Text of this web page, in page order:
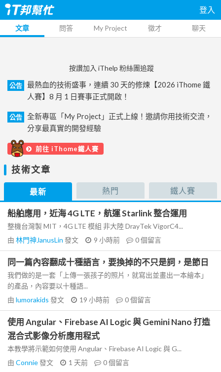
登入
文章 問答 My Project 徵才 聊天
按讚加入 iThelp 粉絲團追蹤
公告
最熱血的技術盛事，連續 30 天的修煉【2026 iThome 鐵
人賽】8 月 1 日賽事正式開啟！
公告
全新專區「My Project」正式上線！邀請你用技術交流，
分享最真實的開發經驗
前往 iThome鐵人賽
技術文章
最新 熱門 鐵人賽
船舶應用，近海 4G LTE，航運 Starlink 整合運用
整機台灣製 MIT，4G LTE 模組 非大陸 DrayTek VigorC4...
由 林門神JanusLin 發文 9 小時前 0個留言
同一篇內容翻成十種語言，要換掉的不只是詞，是節日
我們做的是一套「上傳一張孩子的照片，就寫出並畫出一本繪本」
的產品，內容要以十種語...
由 lumorakids 發文 19 小時前 0個留言
使用 Angular、Firebase AI Logic 與 Gemini Nano 打造
混合式影像分析應用程式
本教學將示範如何使用 Angular、Firebase AI Logic 與 G...
由 Connie發文 1 天前 0個留言